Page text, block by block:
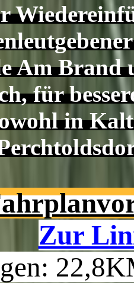
Am Brand
für
in
Zur